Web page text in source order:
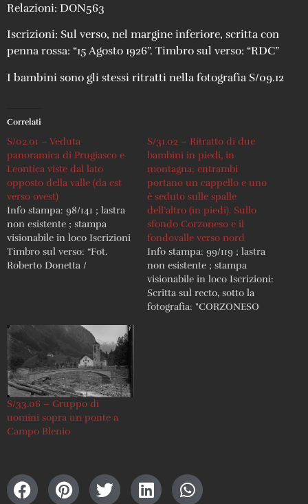
Relazioni: DON563
Iscrizioni: Sul verso, nel margine inferiore, scritta con
penna rossa: “15 Agosto 1926”. Timbro sul verso: “RDC”
I bambini sono gli stessi ritratti nella fotografia S/09.12
Correlati
S/02.01 – Veduta
panoramica di Prugiasco e
Leontica viste dal lato
opposto della valle (da est
verso ovest)
Info stampa: 98/141 ; lastra
non esistente ; stampa
visionabile in loco Iscrizioni
Timbro sul verso: “Fot.
Roberto Donetta /
S/31.02 – Ritratto di due
bambini in piedi, in
montagna; entrambi
portano un cappello e uno
è seduto sulle spalle
dell’altro (in piedi). Sullo
sfondo Corzoneso e il
fondovalle verso nord
Info stampa: 99/119 ; lastra
non esistente ; stampa
visionabile in loco Iscrizioni:
Scritta sul recto, sotto la
fotografia: "CORZONESO
S/33.06 – Gruppo di
uomini sopra un ponte a
Campo Blenio